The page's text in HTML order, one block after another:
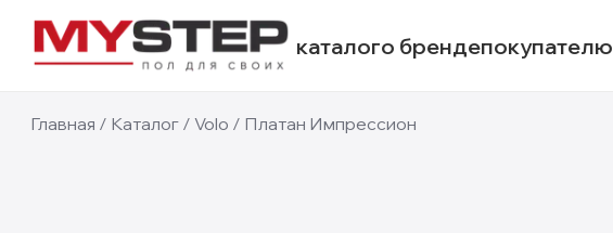
каталого брендепокупателю
Главная / Каталог / Volo / Платан Импрессион